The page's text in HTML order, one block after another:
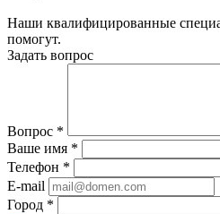
Наши квалифицированные
помогут.
Задать вопрос
Вопрос *
Ваше имя *
Телефон *
E-mail
Город *